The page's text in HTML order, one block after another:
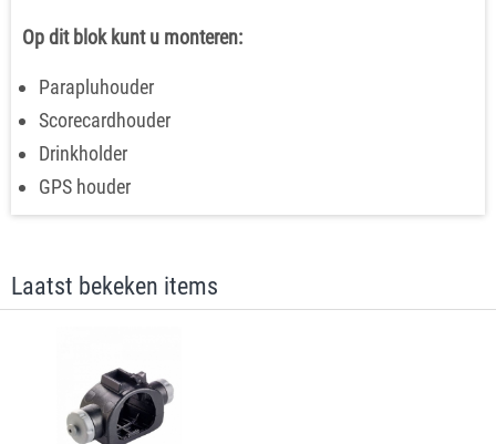
Op dit blok kunt u monteren:
Parapluhouder
Scorecardhouder
Drinkholder
GPS houder
Laatst bekeken items